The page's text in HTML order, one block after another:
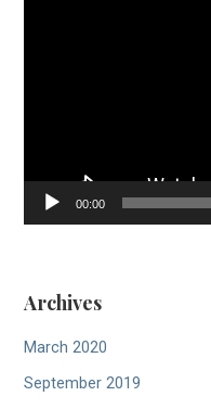
00:00
Archives
March 2020
September 2019